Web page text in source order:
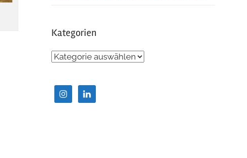
Kategorien
Kategorien